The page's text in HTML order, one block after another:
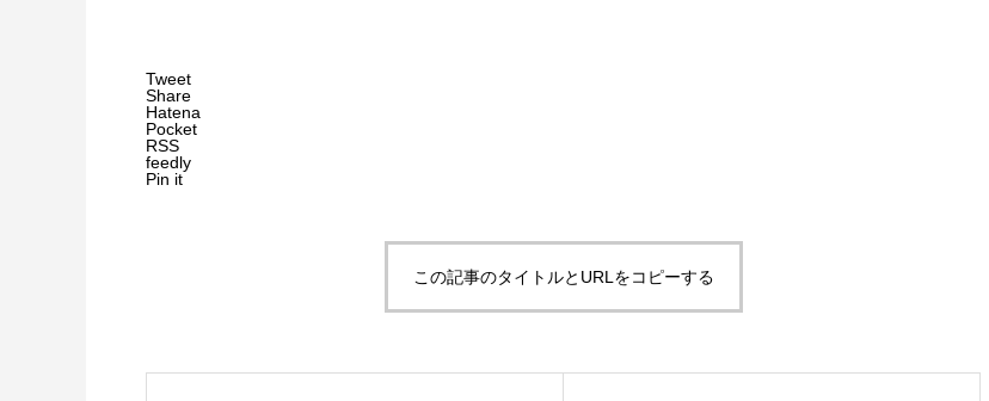
Tweet
Share
Hatena
Pocket
RSS
feedly
Pin it
この記事のタイトルとURLをコピーする